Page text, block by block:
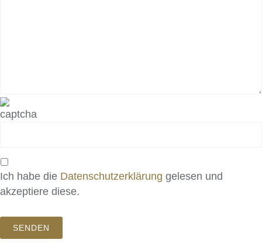
Ich habe die Datenschutzerklärung gelesen und
akzeptiere diese.